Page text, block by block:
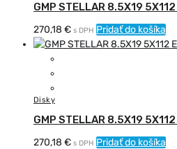
GMP STELLAR 8.5X19
270,18 € s DPH Pridať do košíka
Disky
GMP STELLAR 8.5X19
270,18 € s DPH Pridať do košíka